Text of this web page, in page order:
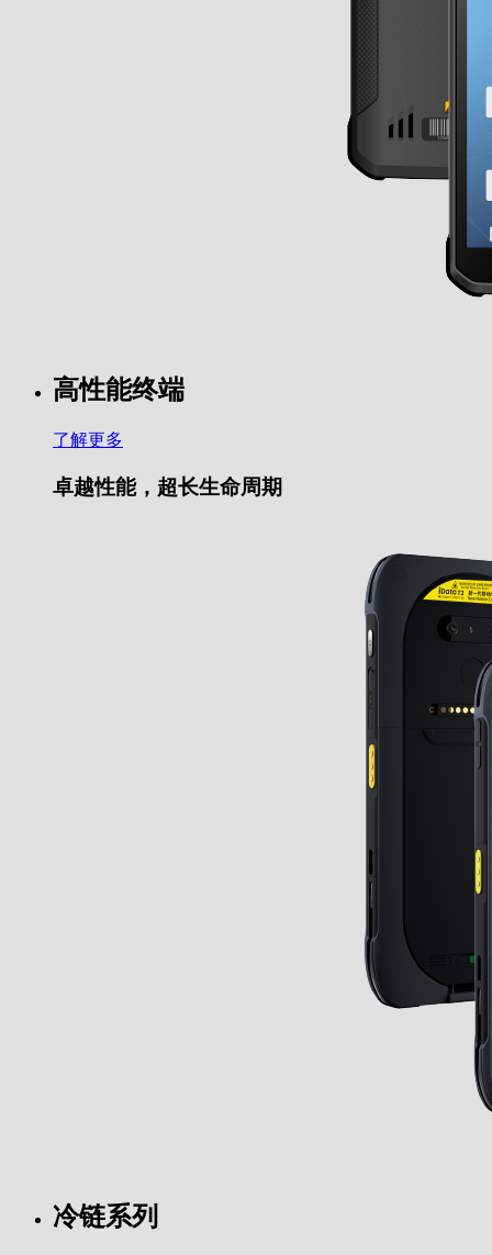
高性能终端
了解更多
卓越性能，超长生命周期
冷链系列